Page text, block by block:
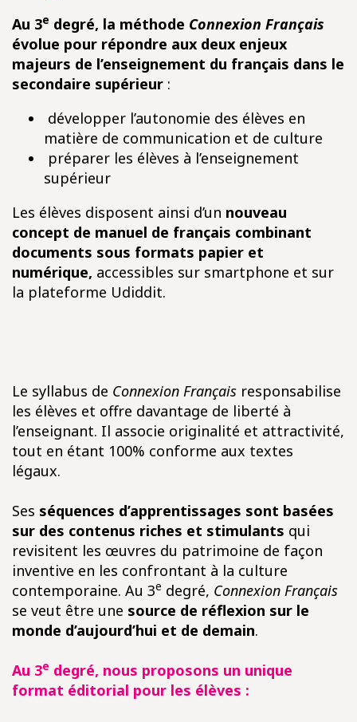
Au 3e degré, la méthode Connexion Français
évolue pour répondre aux deux enjeux
majeurs de l’enseignement du français dans le
secondaire supérieur :
développer l’autonomie des élèves en
matière de communication et de culture
préparer les élèves à l’enseignement
supérieur
Les élèves disposent ainsi d’un nouveau
concept de manuel de français combinant
documents sous formats papier et
numérique, accessibles sur smartphone et sur
la plateforme Udiddit.
Le syllabus de Connexion Français responsabilise
les élèves et offre davantage de liberté à
l’enseignant. Il associe originalité et attractivité,
tout en étant 100% conforme aux textes
légaux.
Ses séquences d’apprentissages sont basées
sur des contenus riches et stimulants qui
revisitent les œuvres du patrimoine de façon
inventive en les confrontant à la culture
contemporaine. Au 3e degré, Connexion Français
se veut être une source de réflexion sur le
monde d’aujourd’hui et de demain.
Au 3e degré, nous proposons un unique
format éditorial pour les élèves :